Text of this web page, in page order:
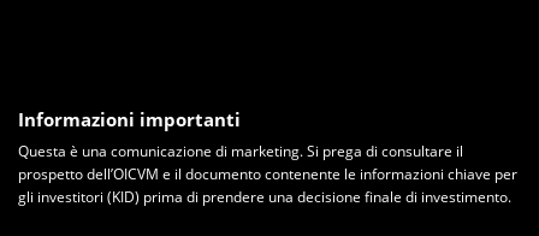
Informazioni importanti
Questa è una comunicazione di marketing. Si prega di consultare il
prospetto dell’OICVM e il documento contenente le informazioni chiave per
gli investitori (KID) prima di prendere una decisione finale di investimento.